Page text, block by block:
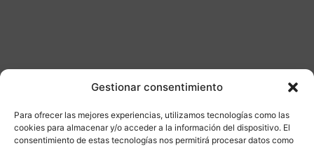
Gestionar consentimiento
Para ofrecer las mejores experiencias, utilizamos tecnologías como las
cookies para almacenar y/o acceder a la información del dispositivo. El
consentimiento de estas tecnologías nos permitirá procesar datos como
Otros productos